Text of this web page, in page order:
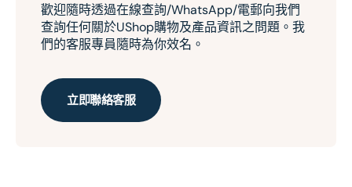
歡迎隨時透過在線查詢/WhatsApp/電郵向我們
查詢任何關於UShop購物及產品資訊之問題。我
們的客服專員隨時為你效名。
立即聯絡客服